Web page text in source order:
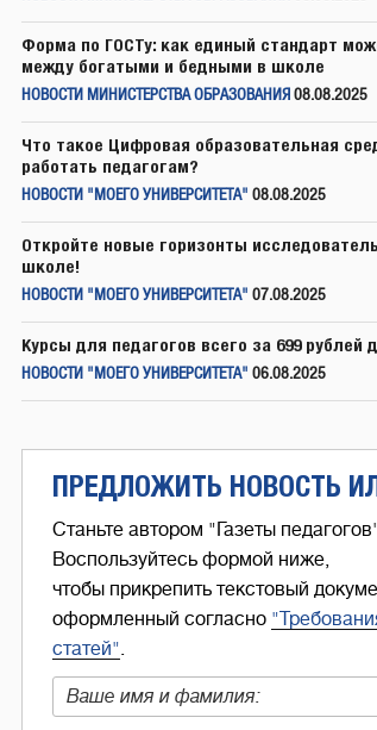
Форма по ГОСТу: как единый стандарт
между богатыми и бедными в школе
НОВОСТИ МИНИСТЕРСТВА ОБРАЗОВАНИЯ 08.08.2025
Что такое Цифровая образовательная
работать педагогам?
НОВОСТИ "МОЕГО УНИВЕРСИТЕТА" 08.08.2025
Откройте новые горизонты
школе!
НОВОСТИ "МОЕГО УНИВЕРСИТЕТА" 07.08.2025
Курсы для педагогов всего за 699 рублей
НОВОСТИ "МОЕГО УНИВЕРСИТЕТА" 06.08.2025
ПРЕДЛОЖИТЬ НОВОСТЬ
Станьте автором "Газеты
Воспользуйтесь формой ниже,
чтобы прикрепить текстовый
оформленный согласно
статей".